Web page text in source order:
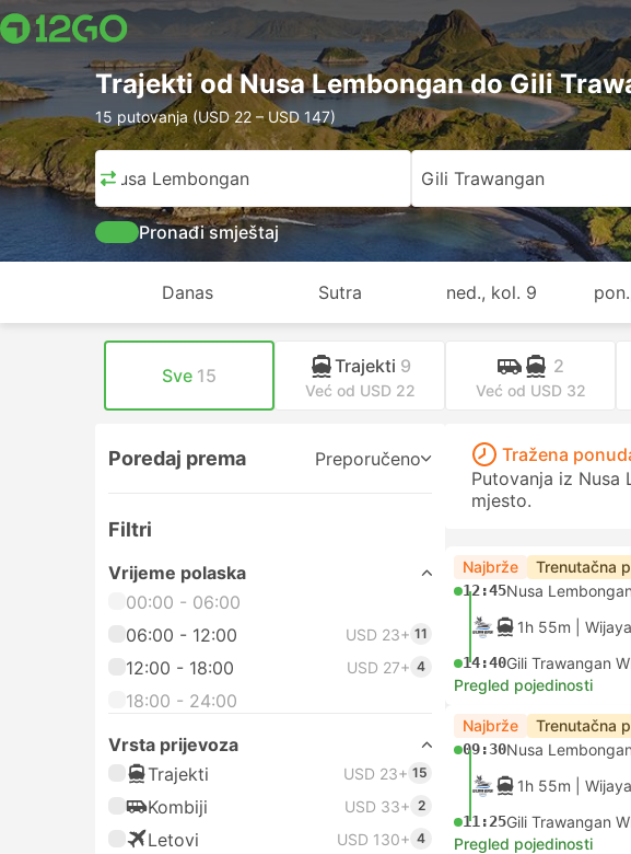
Trajekti od Nusa Lembongan do Gili
15 putovanja (USD 22 – USD 147)
Nusa Lembongan Gili Trawangan
Pronađi smještaj
Danas Sutra ned., kol. 9
Sve 15 Trajekti 9
Već od USD 22
2
Već od USD 32
Poredaj prema Preporučeno
Filtri
Vrijeme polaska
00:00 - 06:00
06:00 - 12:00
USD 23+ 11
12:00 - 18:00 USD 27+ 4
18:00 - 24:00
Vrsta prijevoza
Trajekti
USD 23+ 15
Kombiji USD 33+ 2
Letovi USD 130+ 4
Tražena
Putovanja iz Nusa
mjesto.
Najbrže Trenutačna
12:45Nusa Lembongan
1h 55m |
14:40Gili Trawangan
Pregled pojedinosti
Najbrže Trenutačna
09:30Nusa Lembongan
1h 55m |
11:25Gili Trawangan
Pregled pojedinosti